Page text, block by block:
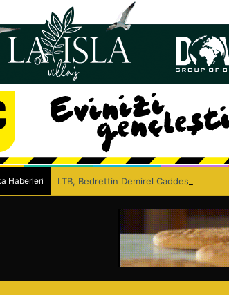
Haberleri LTB, Bedrettin Demirel Caddesi’nde